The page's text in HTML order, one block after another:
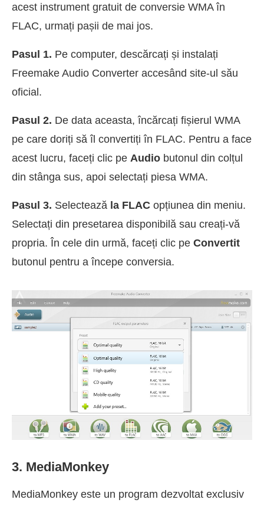
acest instrument gratuit de conversie WMA în
FLAC, urmați pașii de mai jos.
Pasul 1. Pe computer, descărcați și instalați
Freemake Audio Converter accesând site-ul său
oficial.
Pasul 2. De data aceasta, încărcați fișierul WMA
pe care doriți să îl convertiți în FLAC. Pentru a face
acest lucru, faceți clic pe Audio butonul din colțul
din stânga sus, apoi selectați piesa WMA.
Pasul 3. Selectează la FLAC opțiunea din meniu.
Selectați din presetarea disponibilă sau creați-vă
propria. În cele din urmă, faceți clic pe Convertit
butonul pentru a începe conversia.
3. MediaMonkey
MediaMonkey este un program dezvoltat exclusiv